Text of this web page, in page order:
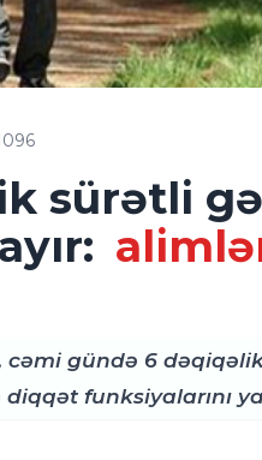
sürətli
cəmi gündə 6
funksiyalarını